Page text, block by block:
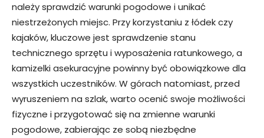
należy sprawdzić warunki pogodowe i unikać
niestrzeżonych miejsc. Przy korzystaniu z łódek czy
kajaków, kluczowe jest sprawdzenie stanu
technicznego sprzętu i wyposażenia ratunkowego, a
kamizelki asekuracyjne powinny być obowiązkowe dla
wszystkich uczestników. W górach natomiast, przed
wyruszeniem na szlak, warto ocenić swoje możliwości
fizyczne i przygotować się na zmienne warunki
pogodowe, zabierając ze sobą niezbędne